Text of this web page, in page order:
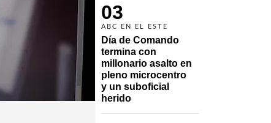
03
ABC EN EL ESTE
Día de Comando
termina con
millonario asalto en
pleno microcentro
y un suboficial
herido